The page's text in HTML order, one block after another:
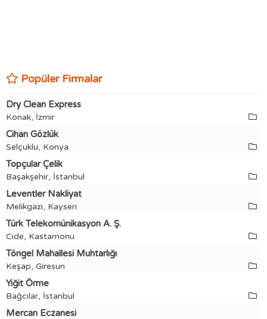
Popüler Firmalar
Dry Clean Express
Konak, İzmir
Cihan Gözlük
Selçuklu, Konya
Topçular Çelik
Başakşehir, İstanbul
Leventler Nakliyat
Melikgazi, Kayseri
Türk Telekomünikasyon A. Ş.
Cide, Kastamonu
Töngel Mahallesi Muhtarlığı
Keşap, Giresun
Yiğit Örme
Bağcılar, İstanbul
Mercan Eczanesi